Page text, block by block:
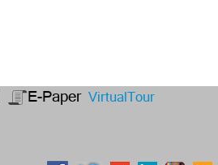
E-Paper VirtualTour